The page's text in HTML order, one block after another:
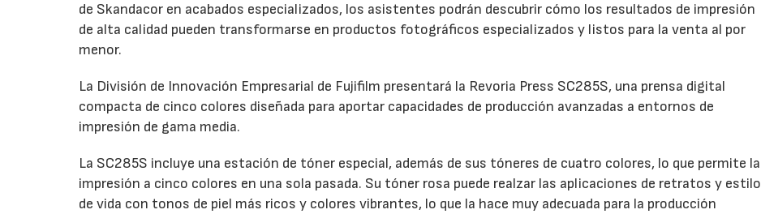
de Skandacor en acabados especializados, los asistentes podrán descubrir cómo los resultados de impresión
de alta calidad pueden transformarse en productos fotográficos especializados y listos para la venta al por
menor.
La División de Innovación Empresarial de Fujifilm presentará la Revoria Press SC285S, una prensa digital
compacta de cinco colores diseñada para aportar capacidades de producción avanzadas a entornos de
impresión de gama media.
La SC285S incluye una estación de tóner especial, además de sus tóneres de cuatro colores, lo que permite la
impresión a cinco colores en una sola pasada. Su tóner rosa puede realzar las aplicaciones de retratos y estilo
de vida con tonos de piel más ricos y colores vibrantes, lo que la hace muy adecuada para la producción